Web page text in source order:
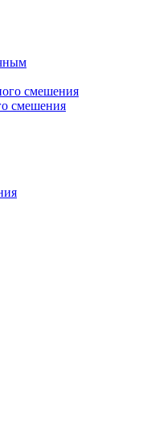
смешения
смешения